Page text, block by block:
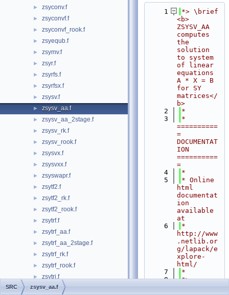
► zsyconv.f
► zsyconvf.f
► zsyconvf_rook.f
► zsyequb.f
► zsymv.f
► zsyr.f
► zsyrfs.f
► zsyrfsx.f
► zsysv.f
► zsysv_aa.f
► zsysv_aa_2stage.f
► zsysv_rk.f
► zsysv_rook.f
► zsysvx.f
► zsysvxx.f
► zsyswapr.f
► zsytf2.f
► zsytf2_rk.f
► zsytf2_rook.f
► zsytrf.f
► zsytrf_aa.f
► zsytrf_aa_2stage.f
► zsytrf_rk.f
► zsytrf_rook.f
► zsytri.f
► zsytri2.f
    1
*> \brief
<b>
ZSYSV_AA
computes
the
solution
to system
of linear
equations
A * X = B
for SY
matrices</
b>
    2
*
    3
*
==========
=
DOCUMENTAT
ION
==========
=
    4
*
    5
* Online
html
documentat
ion
available
at
    6
*
http://www
.netlib.or
g/lapack/e
xplore-
html/
    7
*
    8
*>
SRC zsysv_aa.f